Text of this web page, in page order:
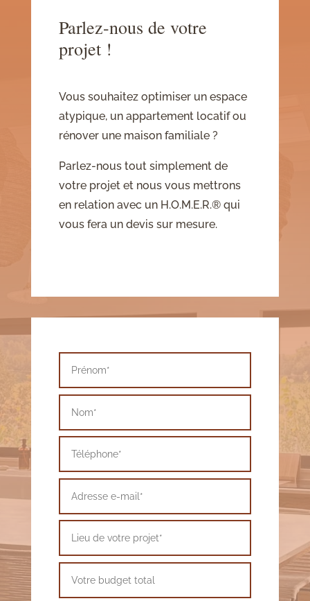
Parlez-nous de votre
projet !
Vous souhaitez optimiser un espace
atypique, un appartement locatif ou
rénover une maison familiale ?
Parlez-nous tout simplement de
votre projet et nous vous mettrons
en relation avec un H.O.M.E.R.® qui
vous fera un devis sur mesure.